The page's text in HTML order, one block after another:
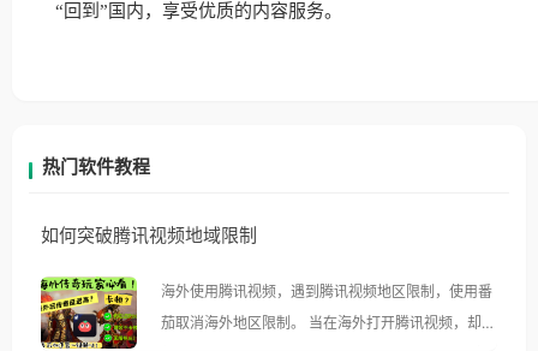
“回到”国内，享受优质的内容服务。
热门软件教程
如何突破腾讯视频地域限制
海外使用腾讯视频，遇到腾讯视频地区限制，使用番
茄取消海外地区限制。 当在海外打开腾讯视频，却突